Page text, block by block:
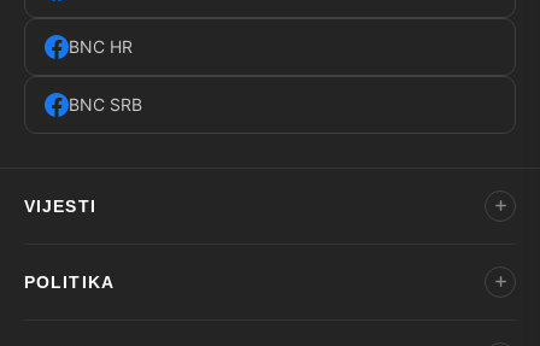
BNC HR
BNC SRB
VIJESTI
POLITIKA